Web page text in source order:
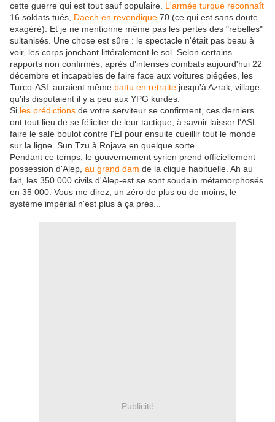
cette guerre qui est tout sauf populaire. L'armée turque reconnaît
16 soldats tués, Daech en revendique 70 (ce qui est sans doute
exagéré). Et je ne mentionne même pas les pertes des "rebelles"
sultanisés. Une chose est sûre : le spectacle n'était pas beau à
voir, les corps jonchant littéralement le sol. Selon certains
rapports non confirmés, après d'intenses combats aujourd'hui 22
décembre et incapables de faire face aux voitures piégées, les
Turco-ASL auraient même battu en retraite jusqu'à Azrak, village
qu'ils disputaient il y a peu aux YPG kurdes.
Si les prédictions de votre serviteur se confirment, ces derniers
ont tout lieu de se féliciter de leur tactique, à savoir laisser l'ASL
faire le sale boulot contre l'EI pour ensuite cueillir tout le monde
sur la ligne. Sun Tzu à Rojava en quelque sorte.
Pendant ce temps, le gouvernement syrien prend officiellement
possession d'Alep, au grand dam de la clique habituelle. Ah au
fait, les 350 000 civils d'Alep-est se sont soudain métamorphosés
en 35 000. Vous me direz, un zéro de plus ou de moins, le
système impérial n'est plus à ça près...
Publicité